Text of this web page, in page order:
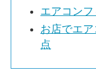
エアコン
お店でエ
点